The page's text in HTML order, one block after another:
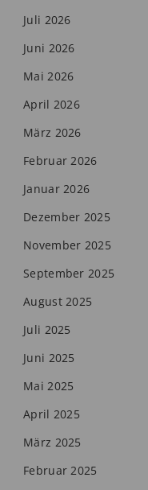
Juli 2026
Juni 2026
Mai 2026
April 2026
März 2026
Februar 2026
Januar 2026
Dezember 2025
November 2025
September 2025
August 2025
Juli 2025
Juni 2025
Mai 2025
April 2025
März 2025
Februar 2025